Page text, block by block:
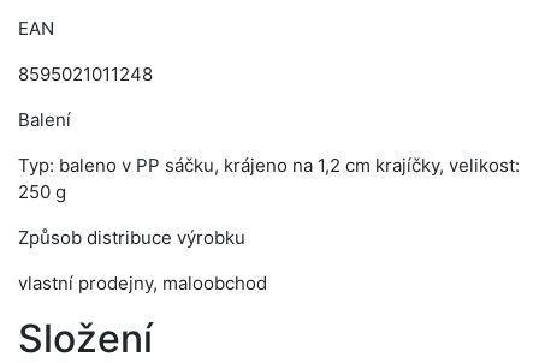
EAN
8595021011248
Balení
Typ: baleno v PP sáčku, krájeno na 1,2 cm krajíčky, velikost:
250 g
Způsob distribuce výrobku
vlastní prodejny, maloobchod
Složení